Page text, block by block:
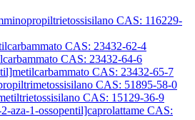
CAS: 116229-
CAS: 23432-62-4
CAS: 23432-64-6
CAS: 23432-65-7
CAS: 51895-58-0
CAS: 15129-36-9
aza-1-ossopentil]caprolattame CAS: